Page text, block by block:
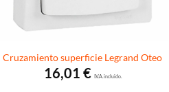
Cruzamiento superficie Legrand Oteo
16,01 €I.V.A. incluido.